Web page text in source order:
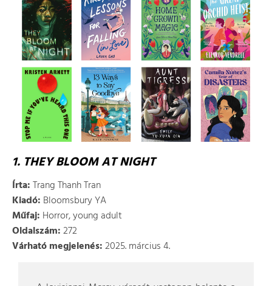
1. THEY BLOOM AT NIGHT
Írta:Trang Thanh Tran
Kiadó: Bloomsbury YA
Műfaj: Horror, young adult
Oldalszám:272
Várható megjelenés:2025. március 4.